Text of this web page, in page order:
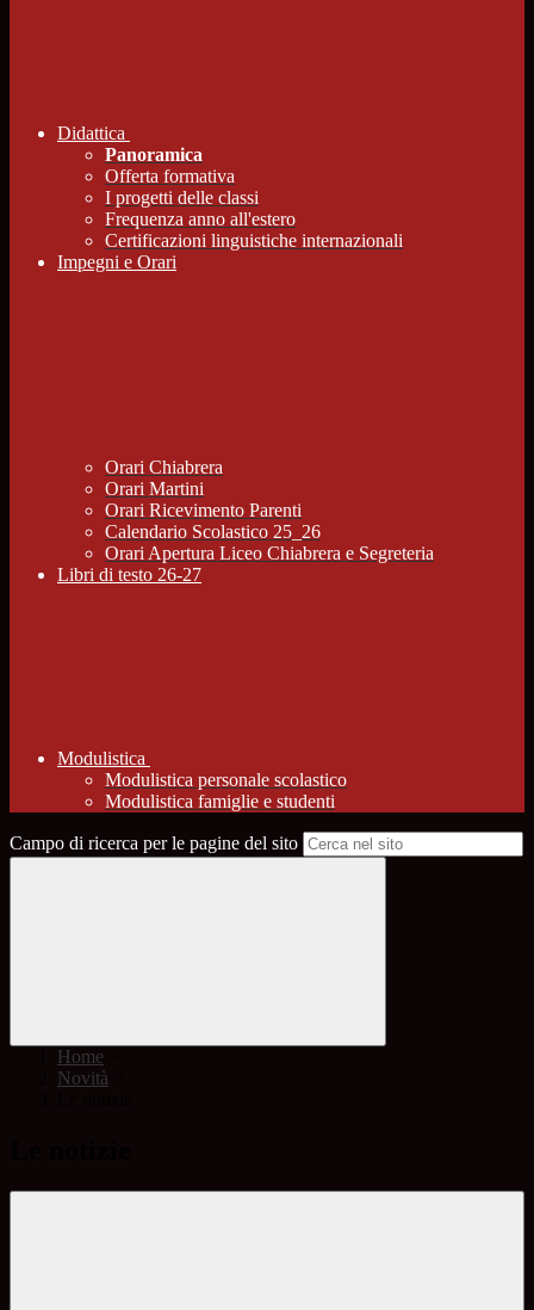
Didattica
Panoramica
Offerta formativa
I progetti delle classi
Frequenza anno all'estero
Certificazioni linguistiche internazionali
Impegni e Orari
Orari Chiabrera
Orari Martini
Orari Ricevimento Parenti
Calendario Scolastico 25_26
Orari Apertura Liceo Chiabrera e Segreteria
Libri di testo 26-27
Modulistica
Modulistica personale scolastico
Modulistica famiglie e studenti
Campo di ricerca per le pagine del sito
Home
Novità